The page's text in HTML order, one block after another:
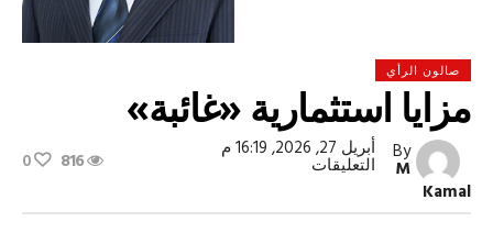
صالون الرأي
مزايا استثمارية «غائبة»
By
M
Kamal
أبريل 27, 2026, 16:19 م
التعليقاتعلى
«غائبة»
816
0